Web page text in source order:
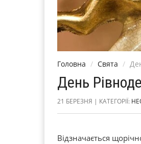
Головна Свята
День
21 БЕРЕЗНЯ | КАТЕГОРІЇ:
Відзначається